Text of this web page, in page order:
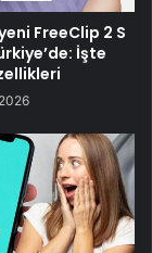
FreeClip 2 S
İşte